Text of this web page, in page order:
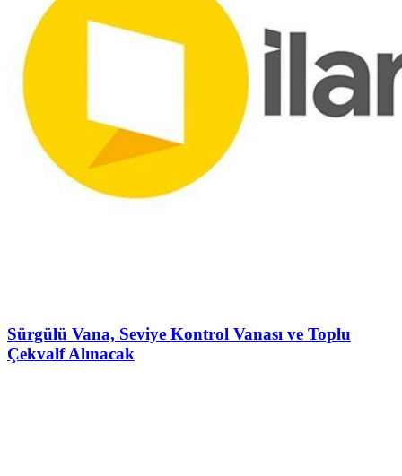
Sürgülü Vana, Seviye Kontrol Vanası ve Toplu
Çekvalf Alınacak